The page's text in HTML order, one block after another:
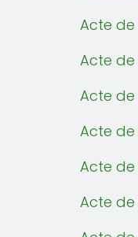
Acte de
Acte de
Acte de
Acte de
Acte de
Acte de